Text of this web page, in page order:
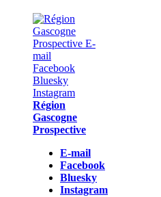
Région
Gascogne
Prospective
E-mail
Facebook
Bluesky
Instagram